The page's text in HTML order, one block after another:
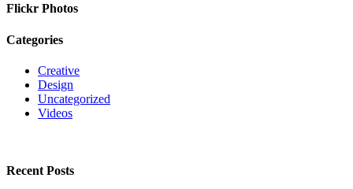
Flickr Photos
Categories
Creative
Design
Uncategorized
Videos
Recent Posts